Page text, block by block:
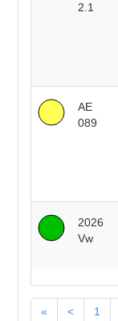
2.1
AE
089
2026
Vw
« < 1